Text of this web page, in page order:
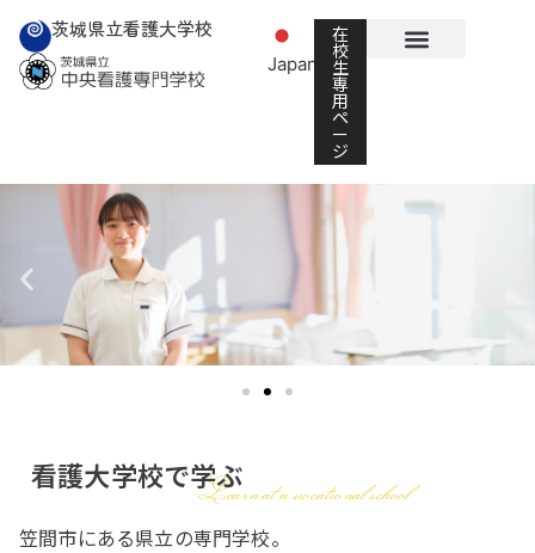
茨城県立看護大学校
Japanese
在
校
生
専
用
ペ
ー
ジ
看護大学校で学ぶLearn at a vocational school
笠間市にある県⽴の専⾨学校。